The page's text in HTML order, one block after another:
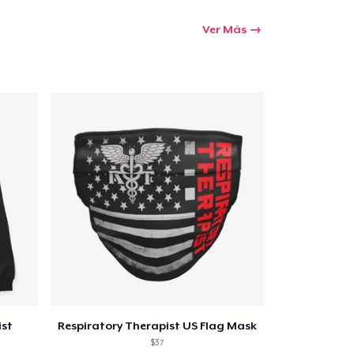
Ver Más
Respiratory Therapist US Flag Mask
$37